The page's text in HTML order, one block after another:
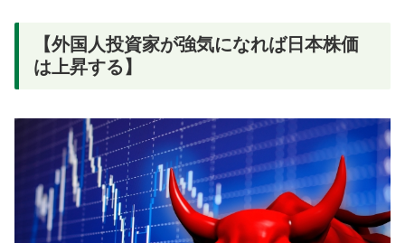
【外国人投資家が強気になれば日本株価
は上昇する】